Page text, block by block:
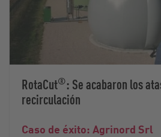
RotaCut®: Se acabaron los
recirculación
Caso de éxito: Agrinord Srl